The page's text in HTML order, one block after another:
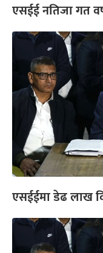
एसईई नतिजा गत
एसईईमा डेढ लाख